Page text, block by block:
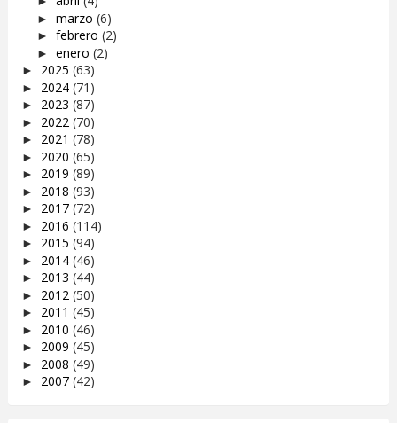
► marzo (6)
► febrero (2)
► enero (2)
► 2025 (63)
► 2024 (71)
► 2023 (87)
► 2022 (70)
► 2021 (78)
► 2020 (65)
► 2019 (89)
► 2018 (93)
► 2017 (72)
► 2016 (114)
► 2015 (94)
► 2014 (46)
► 2013 (44)
► 2012 (50)
► 2011 (45)
► 2010 (46)
► 2009 (45)
► 2008 (49)
► 2007 (42)